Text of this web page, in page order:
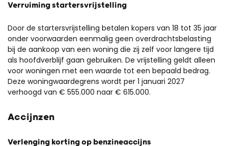
Verruiming startersvrijstelling
Door de startersvrijstelling betalen kopers van 18 tot 35 jaar
onder voorwaarden eenmalig geen overdrachtsbelasting
bij de aankoop van een woning die zij zelf voor langere tijd
als hoofdverblijf gaan gebruiken. De vrijstelling geldt alleen
voor woningen met een waarde tot een bepaald bedrag.
Deze woningwaardegrens wordt per 1 januari 2027
verhoogd van € 555.000 naar € 615.000.
Accijnzen
Verlenging korting op benzineaccijns